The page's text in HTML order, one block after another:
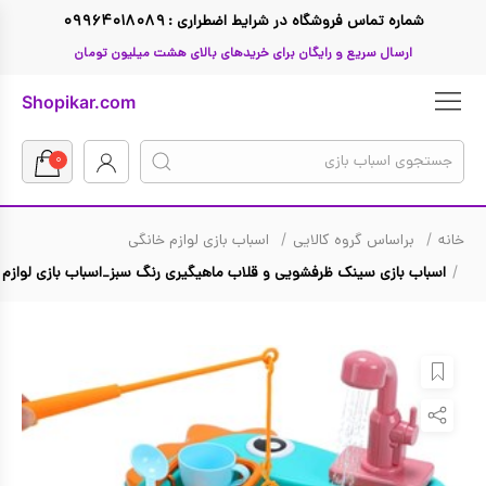
شماره تماس فروشگاه در شرایط اضطراری : ۰۹۹۶۴۰۱۸۰۸۹
ارسال سریع و رایگان برای خریدهای بالای هشت میلیون تومان
Shopikar.com
بازگشت
براساس گروه سنی
براساس جنسیت
بازگشت
تفنگ اسباب بازی
اسکوتر
بازگشت
سه تا پنج سال
هشت تا ده سال
بازگشت
تا ۲ میلیون تومان
تا ۴ میلیون تومان
بازگشت
اسباب بازی پسرانه
بازگشت
جنگ ستارگان
باربی
بازگشت
Hasbro
Simba
۰
خانه براساس گروه کالایی
اسباب بازی لوازم خانگی
اسباب بازی سینک ظرفشویی و قلاب ماهیگیری رنگ سبز_اسباب بازی